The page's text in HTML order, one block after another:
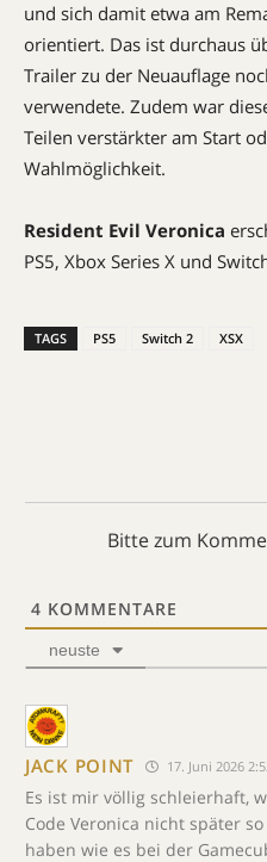
und sich damit etwa am
orientiert. Das ist durchaus
Trailer zu der Neuauflage
verwendete. Zudem war
Teilen verstärkter am Start
Wahlmöglichkeit.
Resident Evil Veronica
PS5, Xbox Series X und
TAGS PS5 Switch 2 XSX
Bitte zum
4 KOMMENTARE
neuste
JACK POINT 17. Juni 2026
Es ist mir völlig schleierhaft,
Code Veronica nicht später
haben wie es bei der